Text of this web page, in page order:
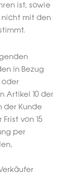
ist, sowie
nicht mit den
in Bezug
oder
Artikel 10 der
der Kunde
von 15
per